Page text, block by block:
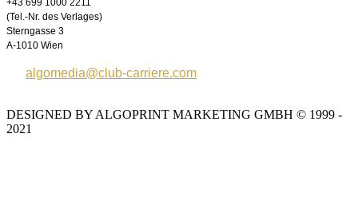
+43 699 1000 2211
(Tel.-Nr. des Verlages)
Sterngasse 3
A-1010 Wien
algomedia@club-carriere.com
DESIGNED BY ALGOPRINT MARKETING GMBH © 1999 -
2021